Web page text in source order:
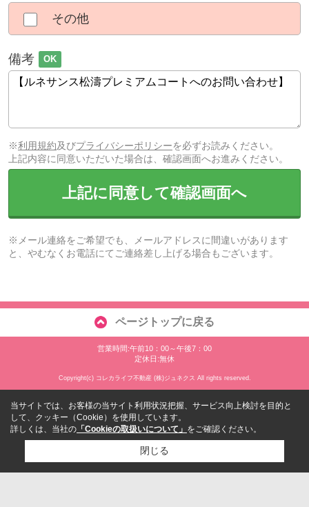
その他
備考 OK
※利用規約及びプライバシーポリシーを必ずお読みください。
上記内容に同意いただいた場合は、確認画面へお進みください。
上記に同意して確認画面へ
※メール連絡をご希望でも、メールアドレスに間違いがあります
と、やむなくお電話にてご連絡差し上げる場合もございます。
ページトップに戻る
営業時間:午前10：00～午後7：00
定休日:無休
Copyright(c) コレカライフ不動産 (株)ジュネクス All rights reserved.
当サイトでは、お客様の当サイト利用状況把握、サービス向上検討を目的と
して、クッキー（Cookie）を使用しています。
詳しくは、当社の 「Cookieの取扱いについて」 をご確認ください。
閉じる